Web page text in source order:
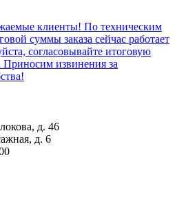
клиенты! По техническим
суммы заказа сейчас работает
согласовывайте итоговую
извинения за
д. 46
д. 6